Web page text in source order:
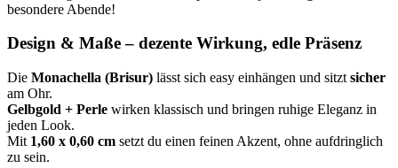
besondere Abende!
Design & Maße – dezente Wirkung, edle Präsenz
Die Monachella (Brisur) lässt sich easy einhängen und sitzt sicher
am Ohr.
Gelbgold + Perle wirken klassisch und bringen ruhige Eleganz in
jeden Look.
Mit 1,60 x 0,60 cm setzt du einen feinen Akzent, ohne aufdringlich
zu sein.